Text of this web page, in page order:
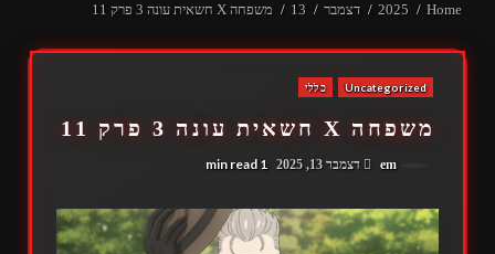
Home
2025 דצמבר 13 משפחה X חשאית עונה 3 פרק 11
Uncategorized כללי
משפחה X חשאית עונה 3 פרק 11
דצמבר 13, 2025 1 min read